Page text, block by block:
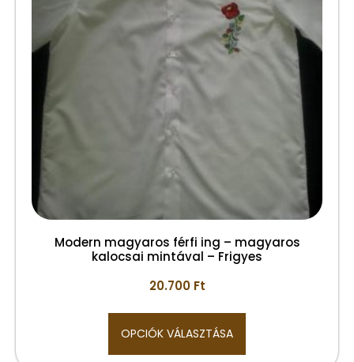
Modern magyaros férfi ing – magyaros
kalocsai mintával – Frigyes
20.700 Ft
OPCIÓK VÁLASZTÁSA